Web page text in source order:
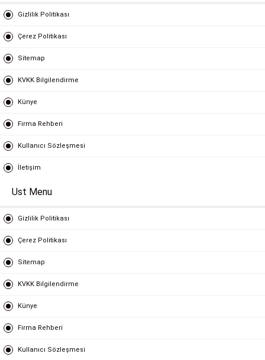
Gizlilik Politikası
Çerez Politikası
Sitemap
KVKK Bilgilendirme
Künye
Firma Rehberi
Kullanıcı Sözleşmesi
İletişim
Ust Menu
Gizlilik Politikası
Çerez Politikası
Sitemap
KVKK Bilgilendirme
Künye
Firma Rehberi
Kullanıcı Sözleşmesi